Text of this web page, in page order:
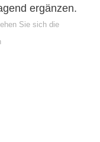
ergänzen.
Sie sich die